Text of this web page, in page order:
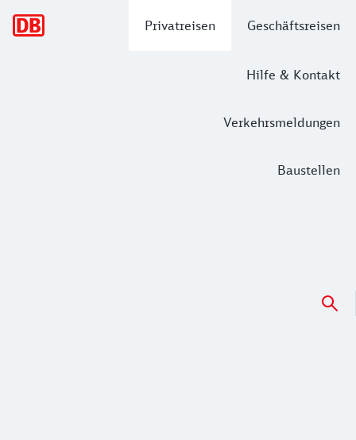
Privatreisen Geschäftsreisen
Hilfe & Kontakt
Verkehrsmeldungen
Baustellen